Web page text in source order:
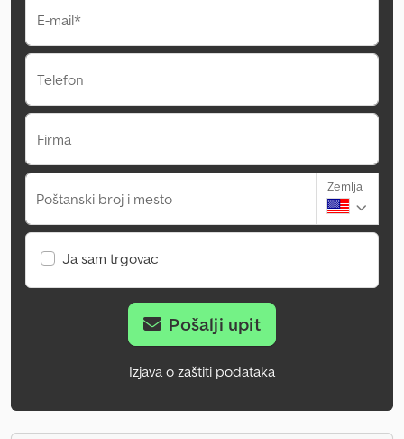
E-mail*
Telefon
Firma
Poštanski broj i mesto
Zemlja
Ja sam trgovac
Pošalji upit
Izjava o zaštiti podataka